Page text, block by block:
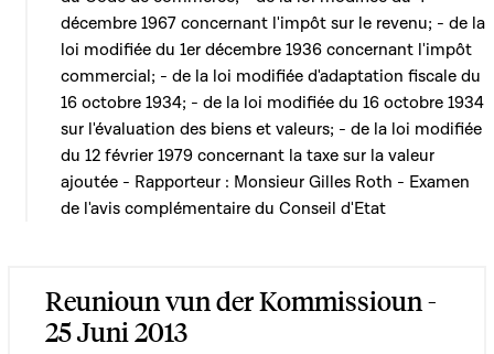
décembre 1967 concernant l'impôt sur le revenu; - de la
loi modifiée du 1er décembre 1936 concernant l'impôt
commercial; - de la loi modifiée d'adaptation fiscale du
16 octobre 1934; - de la loi modifiée du 16 octobre 1934
sur l'évaluation des biens et valeurs; - de la loi modifiée
du 12 février 1979 concernant la taxe sur la valeur
ajoutée - Rapporteur : Monsieur Gilles Roth - Examen
de l'avis complémentaire du Conseil d'Etat
Reunioun vun der Kommissioun -
25 Juni 2013